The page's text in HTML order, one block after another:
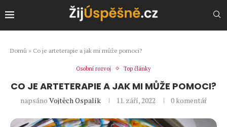
Domů » Co je arteterapie a jak mi může pomoci?
Osobní rozvoj Top články
CO JE ARTETERAPIE A JAK MI MŮŽE POMOCI?
napsáno Vojtěch Ospalík 11. září, 2022 0 komentář